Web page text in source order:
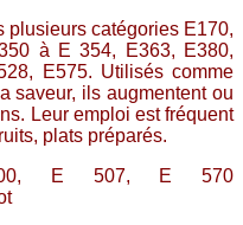
plusieurs catégories E170,
à E 354, E363, E380,
E575. Utilisés comme
saveur, ils augmentent ou
Leur emploi est fréquent
plats préparés.
E 507, E 570